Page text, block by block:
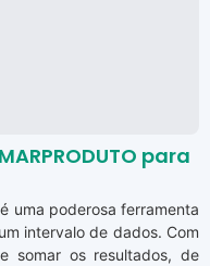
para
uma poderosa ferramenta
intervalo de dados. Com
somar os resultados, de